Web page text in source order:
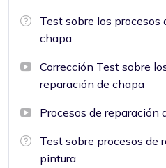
Test sobre los procesos
chapa
Corrección Test sobre
reparación de chapa
Procesos de reparación
Test sobre procesos de
pintura